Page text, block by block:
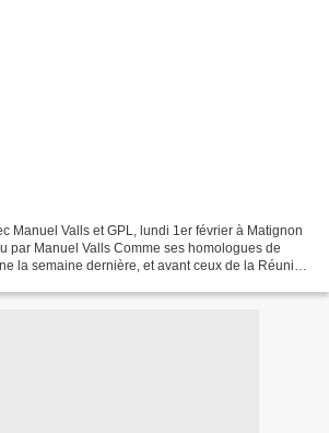
Manuel Valls et GPL, lundi 1er février à Matignon
par Manuel Valls Comme ses homologues de
la semaine dernière, et avant ceux de la Réunion